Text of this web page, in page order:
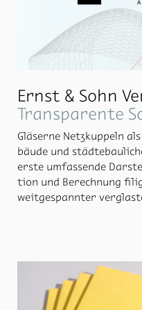
Ernst & Sohn
Transparente
Glä­ser­ne Netz­kup­peln
bäu­de und
ers­te um­fas­sen­de
ti­on und Be­rech­nung
weit­ge­spann­ter
aus den Jah­ren 1989
tho­den der
durch die kom­ple­xe